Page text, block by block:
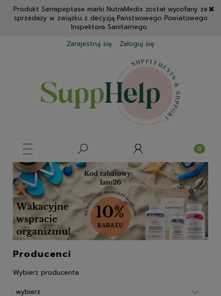
Produkt Serrapeptase marki NutraMedix został wycofany ze
sprzedaży w związku z decyzją Państwowego Powiatowego
Inspektora Sanitarnego.
Zarejestruj się
Zaloguj się
Producenci
Wybierz producenta